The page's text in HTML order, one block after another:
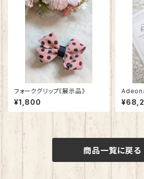
フォークグリップ《展示品》
¥1,800
ース 《
ト》
商品一覧に戻る